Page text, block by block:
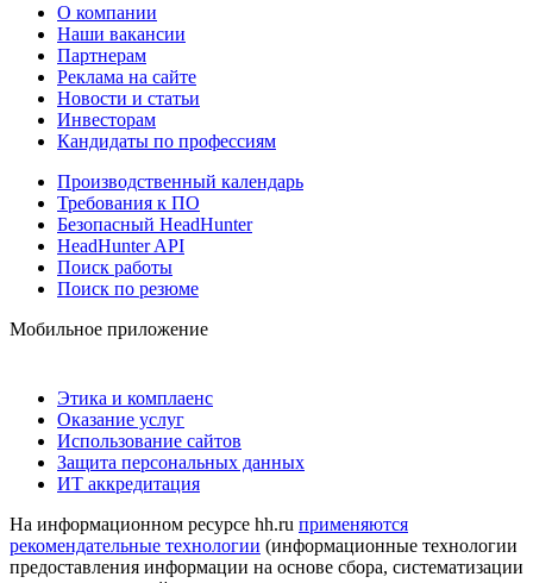
О компании
Наши вакансии
Партнерам
Реклама на сайте
Новости и статьи
Инвесторам
Кандидаты по профессиям
Производственный календарь
Требования к ПО
Безопасный HeadHunter
HeadHunter API
Поиск работы
Поиск по резюме
Мобильное приложение
Этика и комплаенс
Оказание услуг
Использование сайтов
Защита персональных данных
ИТ аккредитация
На информационном ресурсе hh.ru применяются
рекомендательные технологии (информационные технологии
предоставления информации на основе сбора, систематизации